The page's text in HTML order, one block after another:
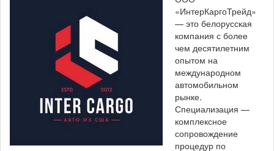
«ИнтерКаргоТрейд»
— это белорусская
компания с более
чем десятилетним
опытом на
международном
автомобильном
рынке.
Специализация —
комплексное
сопровождение
процедур по